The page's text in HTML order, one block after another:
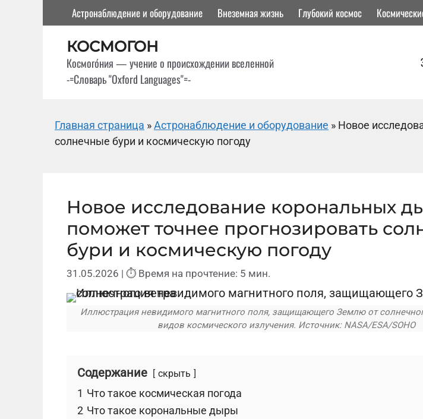
содержимому
Астронаблюдение и оборудование Внеземная жизнь Глубокий космос
КОСМОГОН
Космого́ния — учение о происхождении вселенной
-=Словарь "Oxford Languages"=-
Главная страница »Астронаблюдение и оборудование » Новое
солнечные бури и космическую погоду
Новое исследование корональных
поможет точнее прогнозировать
бури и космическую погоду
31.05.2026 | ⏱ Время на прочтение: 5 мин.
Иллюстрация невидимого магнитного поля, защищающего Землю от
видов космического излучения. Источник: NASA/ESA/SOHO
Содержание скрыть
1 Что такое космическая погода
2 Что такое корональные дыры